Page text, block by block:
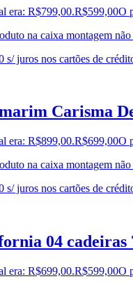
era: R$799,00.R$599,00O
na caixa montagem não
s/ juros nos cartões de
Carisma
era: R$899,00.R$699,00O
na caixa montagem não
s/ juros nos cartões de
04 cadeiras
era: R$699,00.R$599,00O